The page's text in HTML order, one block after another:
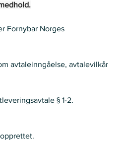
Fornybar Norges
avtaleinngåelse, avtalevilkår
§ 1-2.